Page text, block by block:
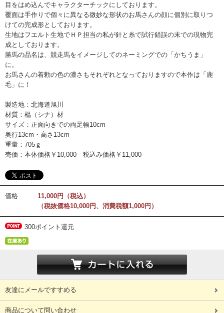
目をはめ込んでキャラクターチックにしております。
覆面は手作りで個々に異なる微妙な形状のお馬さんの顔に個別に取りつ
けての完成形としております。
生地はフエルト生地でＨＰ担当の私が針と糸で試行錯誤の末での現物完
成としております。
勝馬の品名は、競走馬をイメージしてのネーミングでの「かちうま」
に。
お馬さんの着勅の色の濃さもそれぞれとなっておりますので本作は「鹿
毛」に！
製造地：北海道旭川
材質：榀（シナ）材
サイズ：正面向きでの両足幅10cm
奥行13cm・高さ13cm
重量：705ｇ
売価：本体価格￥10,000 税込み価格￥11,000
価格
11,000円（税込）
（税抜価格10,000円、消費税額1,000円）
300ポイント還元
友達にメールですすめる
商品について問い合わせ